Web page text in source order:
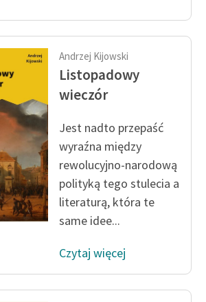
Andrzej Kijowski
Listopadowy
wieczór
Jest nadto przepaść
wyraźna między
rewolucyjno-narodową
polityką tego stulecia a
literaturą, która te
same idee...
Czytaj więcej